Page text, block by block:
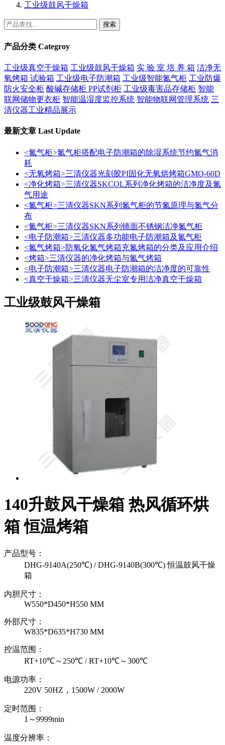
工业级鼓风干燥箱
搜索
产品分类 Categroy
工业级真空干燥箱 工业级鼓风干燥箱 实 验 室 培 养 箱 洁净无
氧烤箱 试验箱 工业级电子防潮箱 工业级智能氮气柜 工业防爆
防火安全柜 酸碱存储柜 PP试剂柜 工业级毒害品存储柜 智能
联网储物更衣柜 智能温湿度监控系统 智能物联网管理系统 三
清仪器工业精品展示
最新文章 Last Update
<氮气柜>氮气柜搭配电子防潮箱的除湿系统节约氮气消
耗
<无氧烤箱>三清仪器光刻胶PI固化无氧烘烤箱GMO-60D
<净化烤箱>三清仪器SKCOL系列净化烤箱的洁净度及氮
气用途
<氮气柜>三清仪器SKN系列氮气柜的节氮原理与氮气分
布
<氮气柜>三清仪器SKN系列镜面不锈钢洁净氮气柜
<电子防潮箱>三清仪器多功能电子防潮箱及氮气柜
<氮气烤箱>防氧化氮气烤箱充氮烤箱的分类及应用介绍
<烤箱>三清仪器的净化烤箱与氮气烤箱
<电子防潮箱>三清仪器电子防潮箱的洁净度的可靠性
<真空干燥箱>三清仪器无尘室专用洁净真空干燥箱
工业级鼓风干燥箱
140升鼓风干燥箱 热风循环烘
箱 恒温烤箱
产品型号：
DHG-9140A(250℃) / DHG-9140B(300℃) 恒温鼓风干燥
箱
内胆尺寸：
W550*D450*H550 MM
外部尺寸：
W835*D635*H730 MM
控温范围：
RT+10℃～250℃ / RT+10℃～300℃
电源功率：
220V 50HZ，1500W / 2000W
定时范围：
1～9999min
温度分辨率：